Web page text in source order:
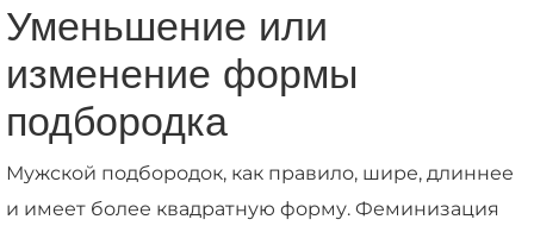
Уменьшение или
изменение формы
подбородка
Мужской подбородок, как правило, шире, длиннее
и имеет более квадратную форму. Феминизация